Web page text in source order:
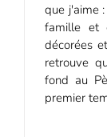
que j'aime
famille et
décorées
retrouve
fond au
premier